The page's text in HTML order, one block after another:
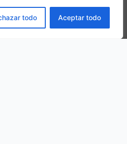
todo Aceptar todo
ubicazione
PRENOTA